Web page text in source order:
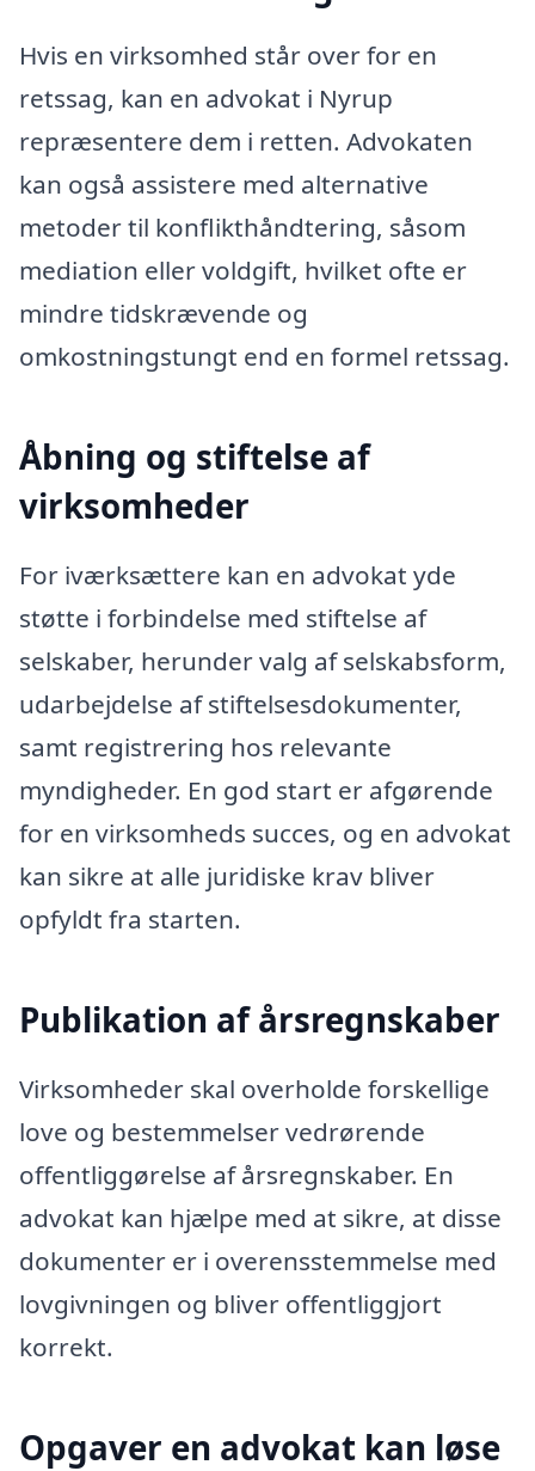
Hvis en virksomhed står over for en
retssag, kan en advokat i Nyrup
repræsentere dem i retten. Advokaten
kan også assistere med alternative
metoder til konflikthåndtering, såsom
mediation eller voldgift, hvilket ofte er
mindre tidskrævende og
omkostningstungt end en formel retssag.
Åbning og stiftelse af
virksomheder
For iværksættere kan en advokat yde
støtte i forbindelse med stiftelse af
selskaber, herunder valg af selskabsform,
udarbejdelse af stiftelsesdokumenter,
samt registrering hos relevante
myndigheder. En god start er afgørende
for en virksomheds succes, og en advokat
kan sikre at alle juridiske krav bliver
opfyldt fra starten.
Publikation af årsregnskaber
Virksomheder skal overholde forskellige
love og bestemmelser vedrørende
offentliggørelse af årsregnskaber. En
advokat kan hjælpe med at sikre, at disse
dokumenter er i overensstemmelse med
lovgivningen og bliver offentliggjort
korrekt.
Opgaver en advokat kan løse